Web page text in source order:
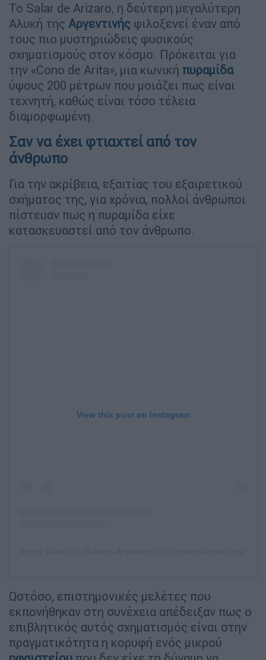
Το Salar de Arizaro, η δεύτερη μεγαλύτερη
Αλυκή της Αργεντινής φιλοξενεί έναν από
τους πιο μυστηριώδεις φυσικούς
σχηματισμούς στον κόσμο. Πρόκειται για
την «Cono de Arita», μια κωνική πυραμίδα
ύψους 200 μέτρων που μοιάζει πως είναι
τεχνητή, καθώς είναι τόσο τέλεια
διαμορφωμένη.
Σαν να έχει φτιαχτεί από τον
άνθρωπο
Για την ακρίβεια, εξαιτίας του εξαιρετικού
σχήματος της, για χρόνια, πολλοί άνθρωποι
πίστευαν πως η πυραμίδα είχε
κατασκευαστεί από τον άνθρωπο.
View this post on Instagram
Ωστόσο, επιστημονικές μελέτες που
εκπονήθηκαν στη συνέχεια απέδειξαν πως ο
επιβλητικός αυτός σχηματισμός είναι στην
πραγματικότητα η κορυφή ενός μικρού